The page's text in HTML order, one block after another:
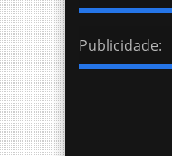
Publicidade: